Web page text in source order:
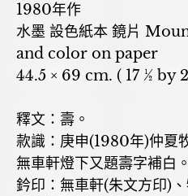
1980年作
水墨 設色紙本 鏡片
and color on paper
44.5 × 69 cm. ( 17 ½ by
釋文：壽。
款識：庚申(1980年)仲夏
無車軒燈下又題壽字補白。
鈐印：無車軒(朱文方印)